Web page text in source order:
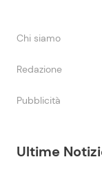
Ultime
Chi siamo
Redazione
Pubblicità